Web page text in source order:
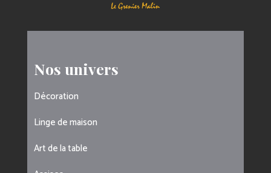
Nos univers
Décoration
Linge de maison
Art de la table